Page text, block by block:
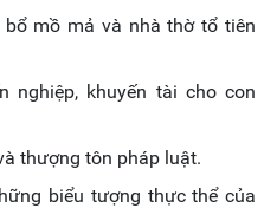
mồ mả và nhà thờ tổ tiên
nghiệp, khuyến tài cho con
thượng tôn pháp luật.
biểu tượng thực thể của